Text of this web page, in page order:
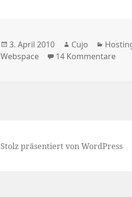
Veröffentlicht
am
3. April 2010 Autor
Cujo
Webspace
14 Kommentarezu
Stolz präsentiert von WordPress